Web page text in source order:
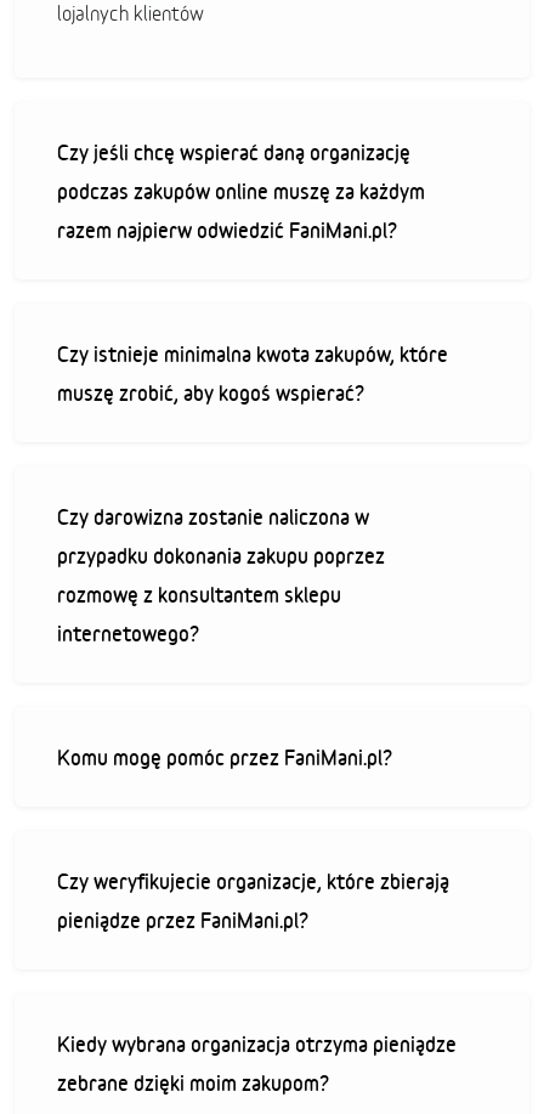
lojalnych klientów
Czy jeśli chcę wspierać daną organizację
podczas zakupów online muszę za każdym
razem najpierw odwiedzić FaniMani.pl?
Czy istnieje minimalna kwota zakupów, które
muszę zrobić, aby kogoś wspierać?
Czy darowizna zostanie naliczona w
przypadku dokonania zakupu poprzez
rozmowę z konsultantem sklepu
internetowego?
Komu mogę pomóc przez FaniMani.pl?
Czy weryfikujecie organizacje, które zbierają
pieniądze przez FaniMani.pl?
Kiedy wybrana organizacja otrzyma pieniądze
zebrane dzięki moim zakupom?